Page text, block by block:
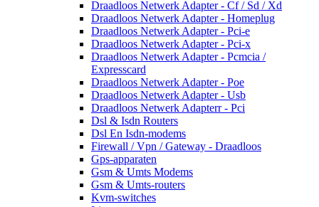
Draadloos Netwerk Adapter - Cf / Sd / Xd
Draadloos Netwerk Adapter - Homeplug
Draadloos Netwerk Adapter - Pci-e
Draadloos Netwerk Adapter - Pci-x
Draadloos Netwerk Adapter - Pcmcia /
Expresscard
Draadloos Netwerk Adapter - Poe
Draadloos Netwerk Adapter - Usb
Draadloos Netwerk Adapterr - Pci
Dsl & Isdn Routers
Dsl En Isdn-modems
Firewall / Vpn / Gateway - Draadloos
Gps-apparaten
Gsm & Umts Modems
Gsm & Umts-routers
Kvm-switches